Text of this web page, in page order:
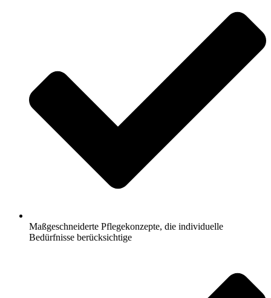
Maßgeschneiderte Pflegekonzepte, die individuelle
Bedürfnisse berücksichtige